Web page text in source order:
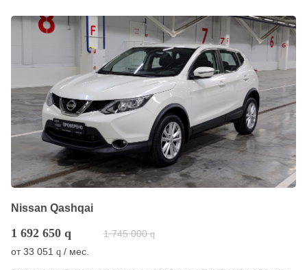
Nissan Qashqai
1 692 650 q 1 745 000 q
от33 051 q / мес.